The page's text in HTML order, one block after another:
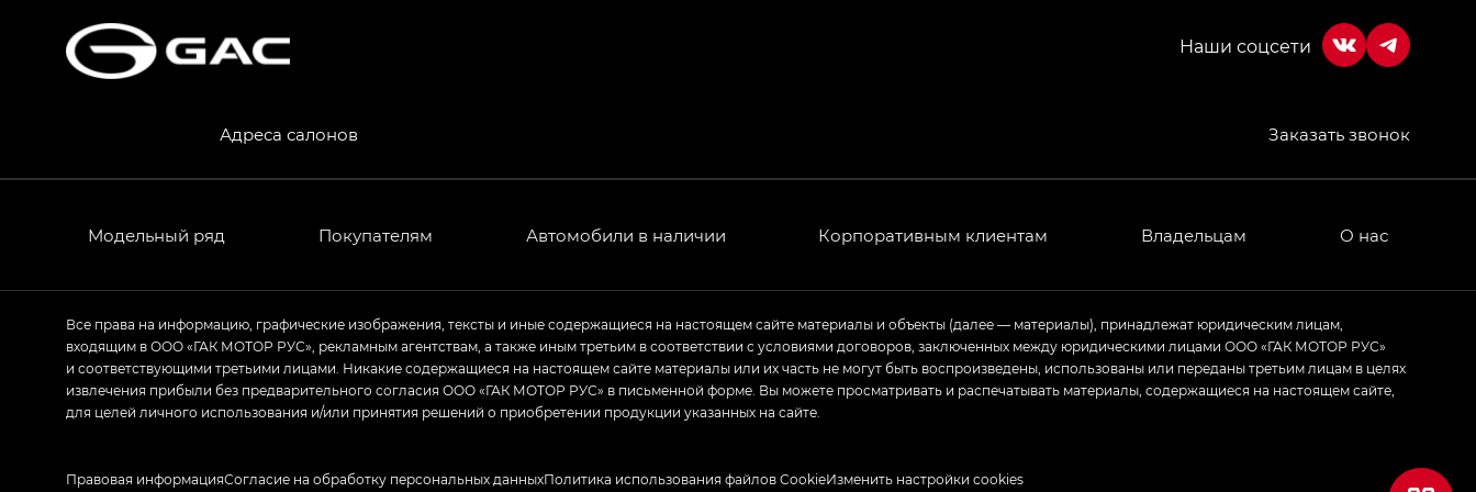
Адреса салонов Заказать звонок
Модельный ряд Покупателям Автомобили в наличии Корпоративным клиентам Владельцам О нас
Все права на информацию, графические изображения, тексты и иные содержащиеся на настоящем сайте материалы и объекты (далее — материалы), принадлежат юридическим лицам,
входящим в ООО «ГАК МОТОР РУС», рекламным агентствам, а также иным третьим в соответствии с условиями договоров, заключенных между юридическими лицами ООО «ГАК МОТОР РУС»
и соответствующими третьими лицами. Никакие содержащиеся на настоящем сайте материалы или их часть не могут быть воспроизведены, использованы или переданы третьим лицам в целях
извлечения прибыли без предварительного согласия ООО «ГАК МОТОР РУС» в письменной форме. Вы можете просматривать и распечатывать материалы, содержащиеся на настоящем сайте,
для целей личного использования и/или принятия решений о приобретении продукции указанных на сайте.
Правовая информацияСогласие на обработку персональных данныхПолитика использования файлов CookieИзменить настройки cookies